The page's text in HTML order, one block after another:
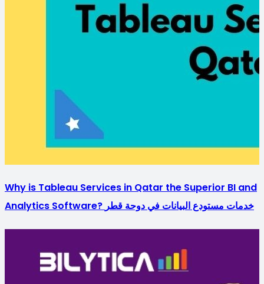
Why is Tableau Services in Qatar the Superior BI and
Analytics Software? خدمات مستودع البيانات في دوحة قطر